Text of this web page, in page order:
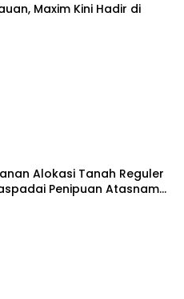
Maxim Kini Hadir di
Alokasi Tanah Reguler
Penipuan Atasnama